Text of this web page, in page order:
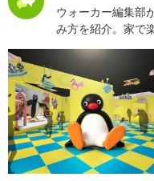
ウォーカー編集部
み方を紹介。家で